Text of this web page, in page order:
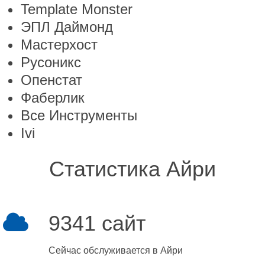
Template Monster
ЭПЛ Даймонд
Мастерхост
Русоникс
Опенстат
Фаберлик
Все Инструменты
Ivi
Статистика Айри
9341 сайт
Сейчас обслуживается в Айри